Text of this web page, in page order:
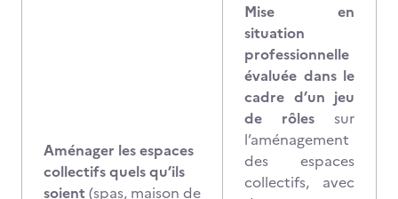
Aménager les espaces
collectifs quels qu’ils
soient(spas, maison de
Mise en
situation
professionnelle
évaluée dans le
cadre d’un jeu
de rôles sur
l’aménagement
des espaces
collectifs, avec